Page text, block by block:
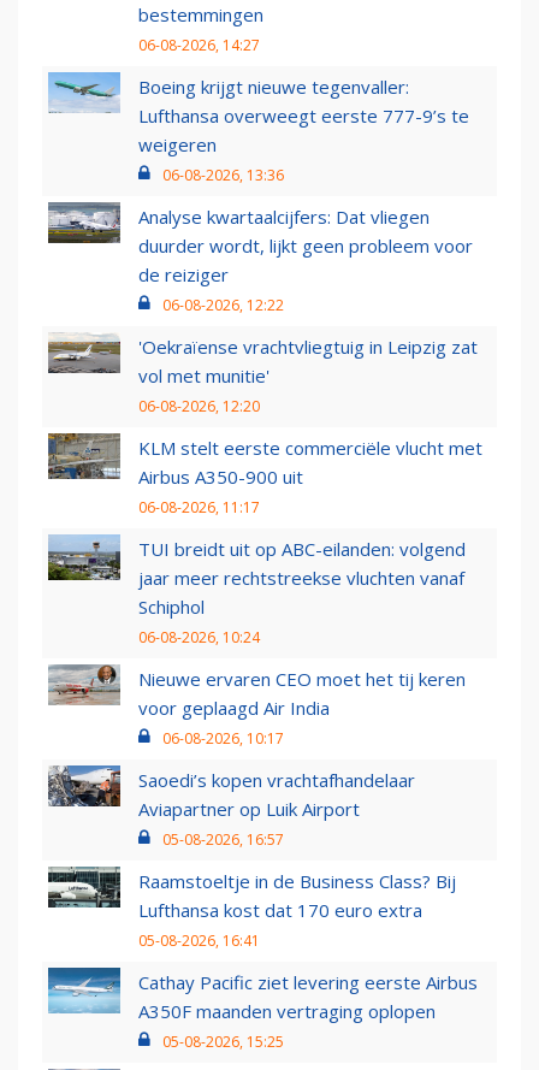
bestemmingen
06-08-2026, 14:27
Boeing krijgt nieuwe tegenvaller:
Lufthansa overweegt eerste 777-9’s te
weigeren
06-08-2026, 13:36
Analyse kwartaalcijfers: Dat vliegen
duurder wordt, lijkt geen probleem voor
de reiziger
06-08-2026, 12:22
'Oekraïense vrachtvliegtuig in Leipzig zat
vol met munitie'
06-08-2026, 12:20
KLM stelt eerste commerciële vlucht met
Airbus A350-900 uit
06-08-2026, 11:17
TUI breidt uit op ABC-eilanden: volgend
jaar meer rechtstreekse vluchten vanaf
Schiphol
06-08-2026, 10:24
Nieuwe ervaren CEO moet het tij keren
voor geplaagd Air India
06-08-2026, 10:17
Saoedi’s kopen vrachtafhandelaar
Aviapartner op Luik Airport
05-08-2026, 16:57
Raamstoeltje in de Business Class? Bij
Lufthansa kost dat 170 euro extra
05-08-2026, 16:41
Cathay Pacific ziet levering eerste Airbus
A350F maanden vertraging oplopen
05-08-2026, 15:25